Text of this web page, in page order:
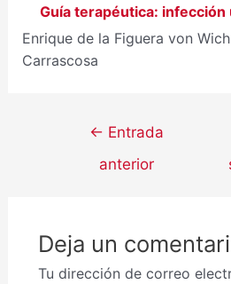
Guía terapéutica: infección
Enrique de la Figuera von
Carrascosa
← Entrada
anterior
Deja un
Tu dirección de correo